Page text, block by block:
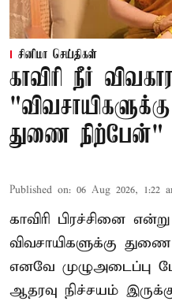
சினிமா செய்திகள்
காவிரி நீர்
துணை நிற்பேன்"
Published on: 06 Aug 2026, 1:22
காவிரி பிரச்சினை
விவசாயிகளுக்கு
எனவே முழுஅடைப்பு
ஆதரவு நிச்சயம்